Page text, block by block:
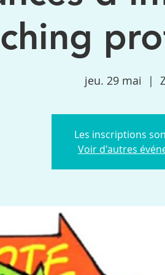
jeu. 29 mai
  |
Les inscriptions
Voir d'autres